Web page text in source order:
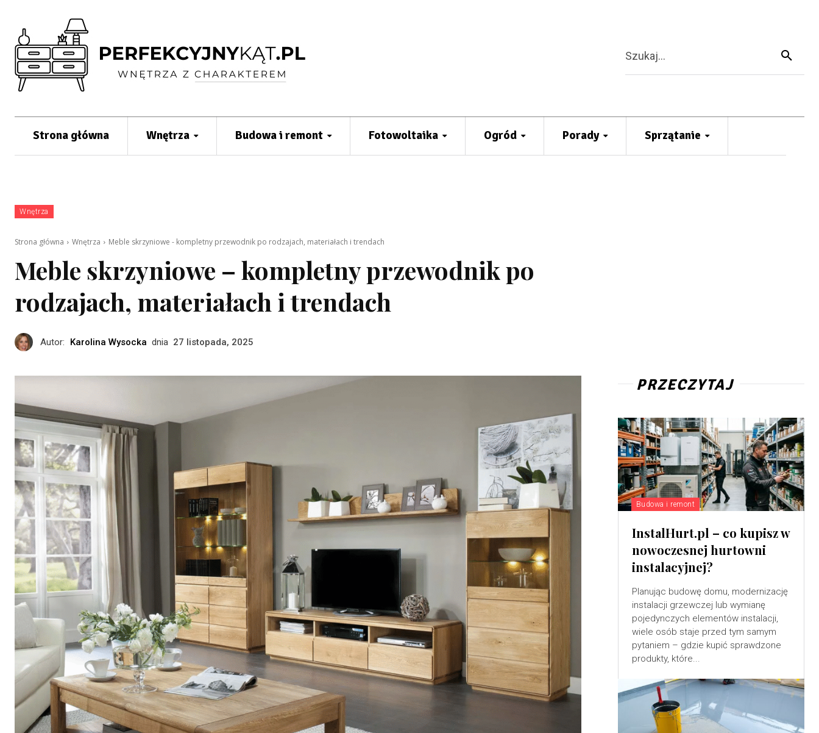
Szukaj...
Strona główna Wnętrza Budowa i remont Fotowoltaika Ogród Porady Sprzątanie
Wnętrza
Strona główna Wnętrza Meble skrzyniowe - kompletny przewodnik po rodzajach, materiałach i trendach
Meble skrzyniowe – kompletny przewodnik po
rodzajach, materiałach i trendach
Autor: Karolina Wysocka dnia 27 listopada, 2025
PRZECZYTAJ
Budowa i remont
InstalHurt.pl – co kupisz w
nowoczesnej hurtowni
instalacyjnej?
Planując budowę domu, modernizację
instalacji grzewczej lub wymianę
pojedynczych elementów instalacji,
wiele osób staje przed tym samym
pytaniem – gdzie kupić sprawdzone
produkty, które...